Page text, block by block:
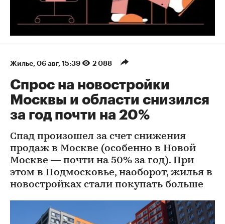
Жилье 06 авг, 15:39 2 088
Спрос на новостройки
Москвы и области снизился
за год почти на 20%
Спад произошел за счет снижения
продаж в Москве (особенно в Новой
Москве — почти на 50% за год). При
этом в Подмосковье, наоборот, жилья в
новостройках стали покупать больше